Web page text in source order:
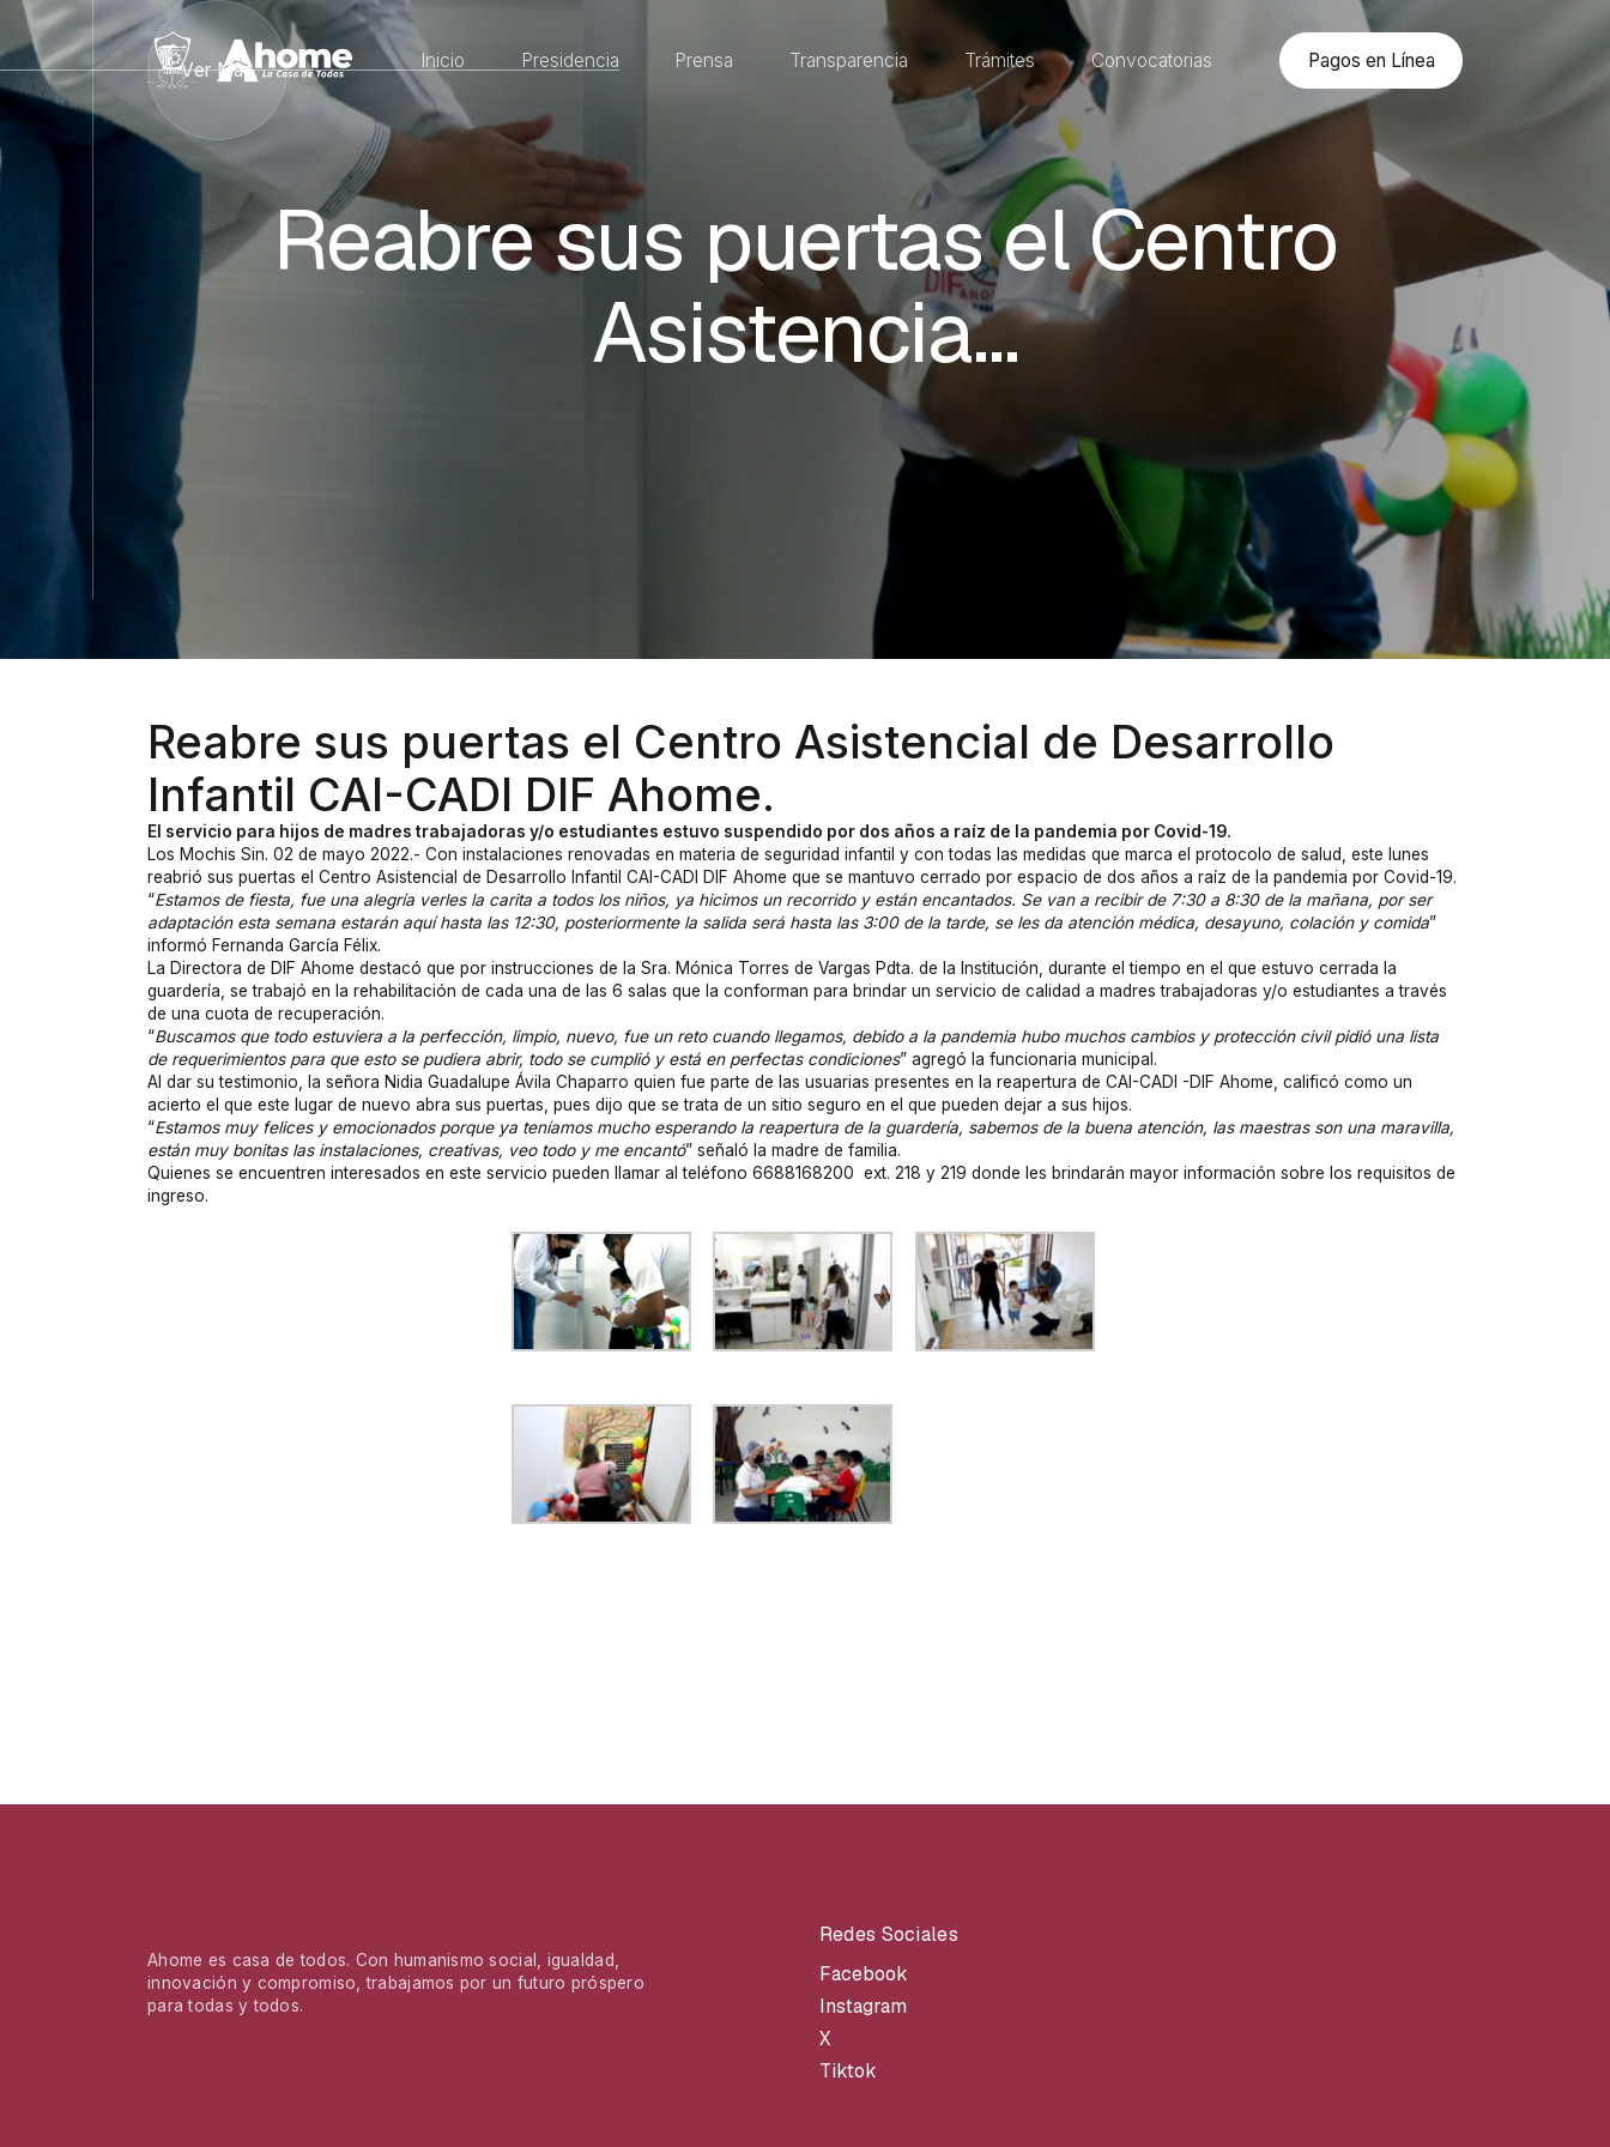
Inicio Presidencia Prensa Transparencia Trámites Convocatorias Pagos en Línea
Reabre sus puertas el Centro
Asistencia…
Ver Más
Reabre sus puertas el Centro Asistencial de Desarrollo
Infantil CAI-CADI DIF Ahome.
El servicio para hijos de madres trabajadoras y/o estudiantes estuvo suspendido por dos años a raíz de la pandemia por Covid-19.
Los Mochis Sin. 02 de mayo 2022.- Con instalaciones renovadas en materia de seguridad infantil y con todas las medidas que marca el protocolo de salud, este lunes
reabrió sus puertas el Centro Asistencial de Desarrollo Infantil CAI-CADI DIF Ahome que se mantuvo cerrado por espacio de dos años a raíz de la pandemia por Covid-19.
“Estamos de fiesta, fue una alegría verles la carita a todos los niños, ya hicimos un recorrido y están encantados. Se van a recibir de 7:30 a 8:30 de la mañana, por ser
adaptación esta semana estarán aquí hasta las 12:30, posteriormente la salida será hasta las 3:00 de la tarde, se les da atención médica, desayuno, colación y comida”
informó Fernanda García Félix.
La Directora de DIF Ahome destacó que por instrucciones de la Sra. Mónica Torres de Vargas Pdta. de la Institución, durante el tiempo en el que estuvo cerrada la
guardería, se trabajó en la rehabilitación de cada una de las 6 salas que la conforman para brindar un servicio de calidad a madres trabajadoras y/o estudiantes a través
de una cuota de recuperación.
“Buscamos que todo estuviera a la perfección, limpio, nuevo, fue un reto cuando llegamos, debido a la pandemia hubo muchos cambios y protección civil pidió una lista
de requerimientos para que esto se pudiera abrir, todo se cumplió y está en perfectas condiciones” agregó la funcionaria municipal.
Al dar su testimonio, la señora Nidia Guadalupe Ávila Chaparro quien fue parte de las usuarias presentes en la reapertura de CAI-CADI -DIF Ahome, calificó como un
acierto el que este lugar de nuevo abra sus puertas, pues dijo que se trata de un sitio seguro en el que pueden dejar a sus hijos.
“Estamos muy felices y emocionados porque ya teníamos mucho esperando la reapertura de la guardería, sabemos de la buena atención, las maestras son una maravilla,
están muy bonitas las instalaciones, creativas, veo todo y me encantó” señaló la madre de familia.
Quienes se encuentren interesados en este servicio pueden llamar al teléfono 6688168200 ext. 218 y 219 donde les brindarán mayor información sobre los requisitos de
ingreso.
Ahome es casa de todos. Con humanismo social, igualdad,
innovación y compromiso, trabajamos por un futuro próspero
para todas y todos.
Redes Sociales
Facebook
Instagram
X
Tiktok